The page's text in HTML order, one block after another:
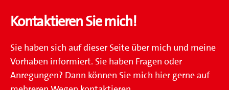
Kontaktieren Sie mich!
Sie haben sich auf dieser Seite über mich und meine
Vorhaben informiert. Sie haben Fragen oder
Anregungen? Dann können Sie mich hier gerne auf